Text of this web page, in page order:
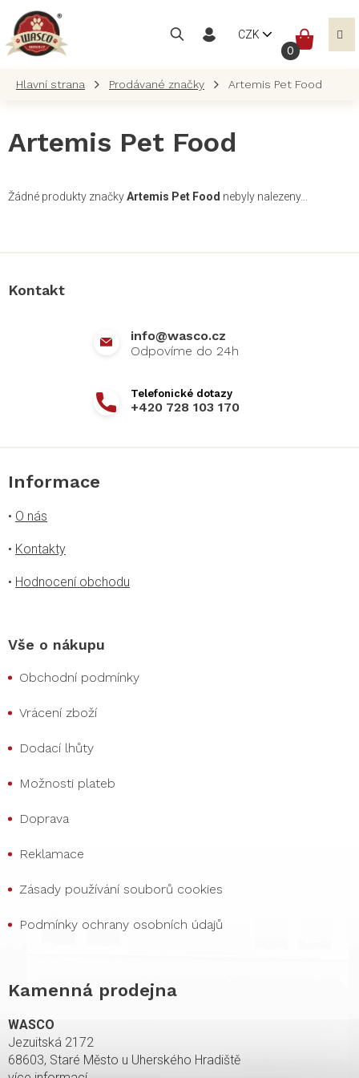
obsah
CZK
Prodávané značky Artemis Pet Food
Artemis Pet Food
Žádné produkty značkyArtemis Pet Food nebyly nalezeny...
Kontakt
info@wasco.cz
+420 728 103 170
Informace
• O nás
• Kontakty
• Hodnocení obchodu
Vše o nákupu
Obchodní podmínky
Vrácení zboží
Dodací lhůty
Možnosti plateb
Doprava
Reklamace
Zásady používání souborů cookies
Podmínky ochrany osobních údajů
Kamenná prodejna
WASCO
Jezuitská 2172
68603, Staré Město u Uherského Hradiště